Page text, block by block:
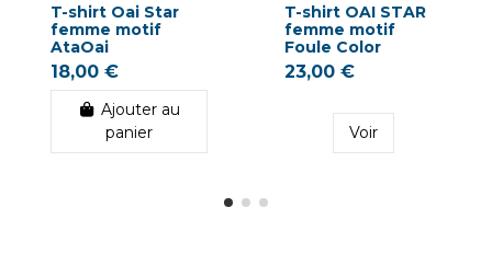
T-shirt Oai Star
femme motif
AtaOai
18,00 €
Ajouter au
panier
T-shirt OAI STAR
femme motif
Foule Color
23,00 €
Voir